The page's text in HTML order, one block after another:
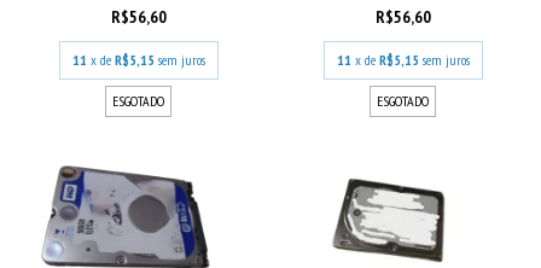
R$56,60
11 x de R$5,15 sem juros
ESGOTADO
R$56,60
11 x de R$5,15 sem juros
ESGOTADO